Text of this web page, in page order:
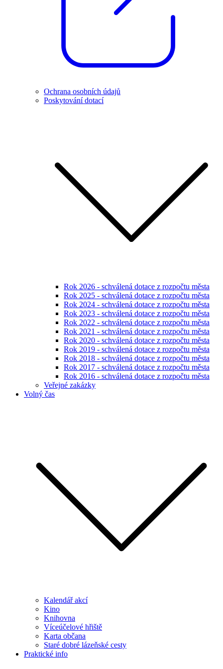
Ochrana osobních údajů
Poskytování dotací
Rok 2026 - schválená dotace z rozpočtu města
Rok 2025 - schválená dotace z rozpočtu města
Rok 2024 - schválená dotace z rozpočtu města
Rok 2023 - schválená dotace z rozpočtu města
Rok 2022 - schválená dotace z rozpočtu města
Rok 2021 - schválená dotace z rozpočtu města
Rok 2020 - schválená dotace z rozpočtu města
Rok 2019 - schválená dotace z rozpočtu města
Rok 2018 - schválená dotace z rozpočtu města
Rok 2017 - schválená dotace z rozpočtu města
Rok 2016 - schválená dotace z rozpočtu města
Veřejné zakázky
Volný čas
Kalendář akcí
Kino
Knihovna
Víceúčelové hřiště
Karta občana
Staré dobré lázeňské cesty
Praktické info